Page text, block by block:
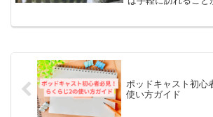
ポッドキャスト初心
使い方ガイド